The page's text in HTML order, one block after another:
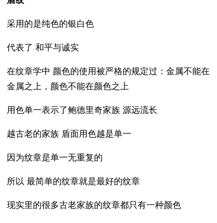
采用的是纯色的银白色
代表了 和平与诚实
在纹章学中 颜色的使用被严格的规定过：金属不能在
金属之上，颜色不能在颜色之上
用色单一表示了鲍德里奇家族 源远流长
越古老的家族 盾面用色越是单一
因为纹章是单一无重复的
所以 最简单的纹章就是最好的纹章
现实里的很多古老家族的纹章都只有一种颜色